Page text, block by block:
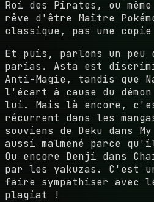
Roi des Pirates, ou
rêve d'être Maître
classique, pas une
Et puis, parlons un
parias. Asta est
Anti-Magie, tandis que
l'écart à cause du
lui. Mais là encore,
récurrent dans les
souviens de Deku dans
aussi malmené parce
Ou encore Denji dans
par les yakuzas. C'est
faire sympathiser avec
plagiat !